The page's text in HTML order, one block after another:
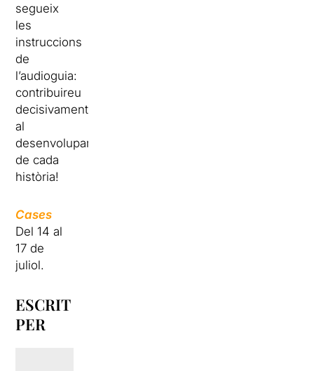
segueix
les
instruccions
de
l’audioguia:
contribuireu
decisivament
al
desenvolupament
de cada
història!
Cases
Del 14 al
17 de
juliol.
ESCRIT
PER